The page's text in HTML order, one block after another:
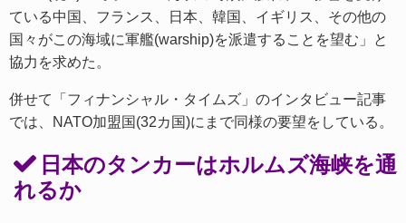
ている中国、フランス、日本、韓国、イギリス、その他の
国々がこの海域に軍艦(warship)を派遣することを望む」と
協力を求めた。
併せて「フィナンシャル・タイムズ」のインタビュー記事
では、NATO加盟国(32カ国)にまで同様の要望をしている。
日本のタンカーはホルムズ海峡を通
れるか